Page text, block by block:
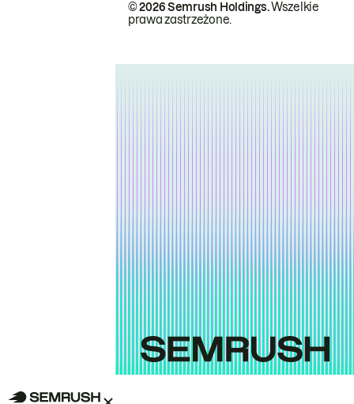
© 2026 Semrush Holdings.Wszelkie
prawa zastrzeżone.